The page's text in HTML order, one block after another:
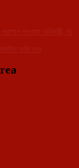
পদক্ষেপ পাওয়ার অধিকারী, তা
অধিবেশন